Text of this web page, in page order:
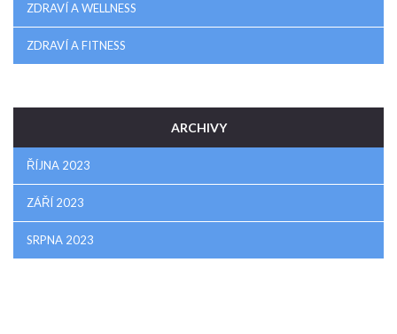
ZDRAVÍ A WELLNESS
ZDRAVÍ A FITNESS
ARCHIVY
ŘÍJNA 2023
ZÁŘÍ 2023
SRPNA 2023